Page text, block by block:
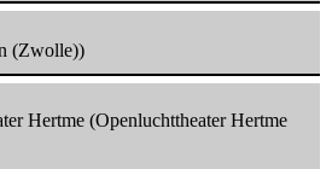
(Zwolle))
Hertme (Openluchttheater Hertme